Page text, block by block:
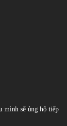
mình sẽ ủng hộ tiếp